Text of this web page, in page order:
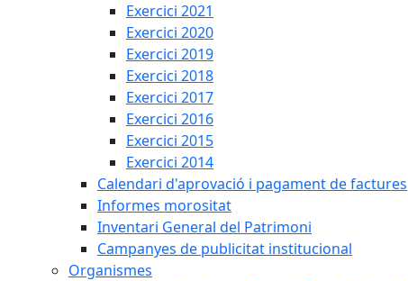
Exercici 2021
Exercici 2020
Exercici 2019
Exercici 2018
Exercici 2017
Exercici 2016
Exercici 2015
Exercici 2014
Calendari d'aprovació i pagament de factures
Informes morositat
Inventari General del Patrimoni
Campanyes de publicitat institucional
Organismes